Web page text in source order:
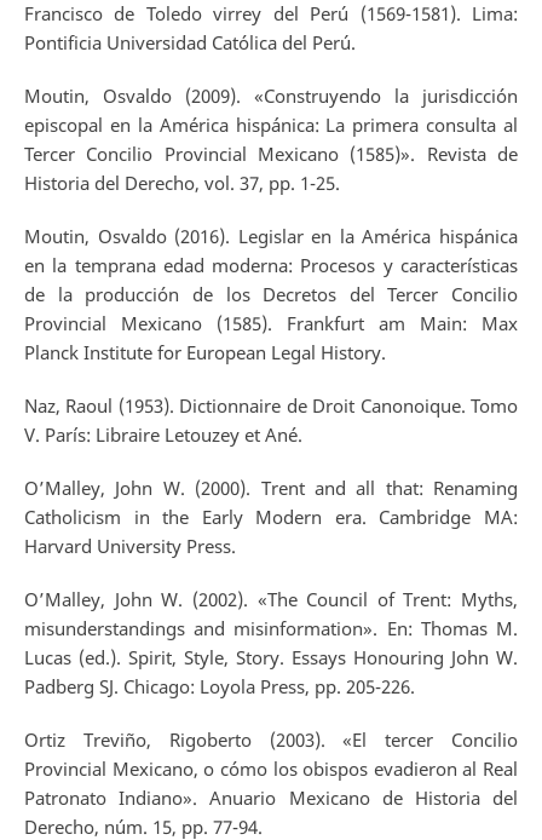
Francisco de Toledo virrey del Perú (1569-1581). Lima:
Pontificia Universidad Católica del Perú.
Moutin, Osvaldo (2009). «Construyendo la jurisdicción
episcopal en la América hispánica: La primera consulta al
Tercer Concilio Provincial Mexicano (1585)». Revista de
Historia del Derecho, vol. 37, pp. 1-25.
Moutin, Osvaldo (2016). Legislar en la América hispánica
en la temprana edad moderna: Procesos y características
de la producción de los Decretos del Tercer Concilio
Provincial Mexicano (1585). Frankfurt am Main: Max
Planck Institute for European Legal History.
Naz, Raoul (1953). Dictionnaire de Droit Canonoique. Tomo
V. París: Libraire Letouzey et Ané.
O’Malley, John W. (2000). Trent and all that: Renaming
Catholicism in the Early Modern era. Cambridge MA:
Harvard University Press.
O’Malley, John W. (2002). «The Council of Trent: Myths,
misunderstandings and misinformation». En: Thomas M.
Lucas (ed.). Spirit, Style, Story. Essays Honouring John W.
Padberg SJ. Chicago: Loyola Press, pp. 205-226.
Ortiz Treviño, Rigoberto (2003). «El tercer Concilio
Provincial Mexicano, o cómo los obispos evadieron al Real
Patronato Indiano». Anuario Mexicano de Historia del
Derecho, núm. 15, pp. 77-94.